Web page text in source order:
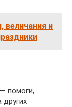
величания и
помоги,
других